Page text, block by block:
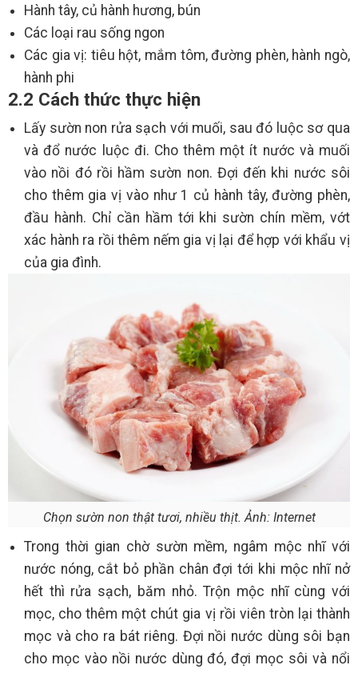
Hành tây, củ hành hương, bún
Các loại rau sống ngon
Các gia vị: tiêu hột, mắm tôm, đường phèn, hành ngò,
hành phi
2.2 Cách thức thực hiện
Lấy sườn non rửa sạch với muối, sau đó luộc sơ qua
và đổ nước luộc đi. Cho thêm một ít nước và muối
vào nồi đó rồi hầm sườn non. Đợi đến khi nước sôi
cho thêm gia vị vào như 1 củ hành tây, đường phèn,
đầu hành. Chỉ cần hầm tới khi sườn chín mềm, vớt
xác hành ra rồi thêm nếm gia vị lại để hợp với khẩu vị
của gia đình.
Chọn sườn non thật tươi, nhiều thịt. Ảnh: Internet
Trong thời gian chờ sườn mềm, ngâm mộc nhĩ với
nước nóng, cắt bỏ phần chân đợi tới khi mộc nhĩ nở
hết thì rửa sạch, băm nhỏ. Trộn mộc nhĩ cùng với
mọc, cho thêm một chút gia vị rồi viên tròn lại thành
mọc và cho ra bát riêng. Đợi nồi nước dùng sôi bạn
cho mọc vào nồi nước dùng đó, đợi mọc sôi và nổi